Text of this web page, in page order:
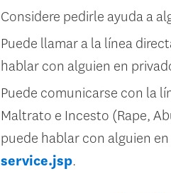
Considere pedirle ayuda a
Puede llamar a la línea
hablar con alguien en
Puede comunicarse con la
Maltrato e Incesto (Rape,
puede hablar con alguien
service.jsp.